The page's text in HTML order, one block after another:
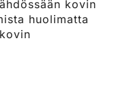
kovin
huolimatta